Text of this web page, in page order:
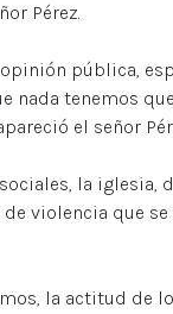
Pérez.
pública,
nada tenemos
el señor
la iglesia,
violencia que
la actitud de